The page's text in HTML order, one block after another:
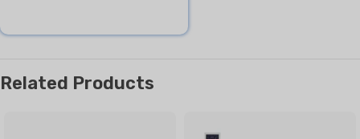
Related Products